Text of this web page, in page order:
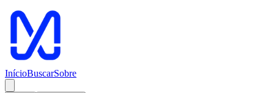
InícioBuscarSobre